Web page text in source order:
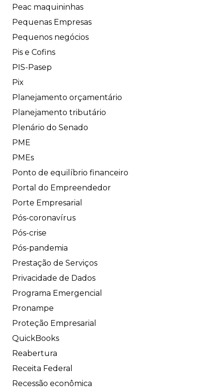
Peac maquininhas
Pequenas Empresas
Pequenos negócios
Pis e Cofins
PIS-Pasep
Pix
Planejamento orçamentário
Planejamento tributário
Plenário do Senado
PME
PMEs
Ponto de equilíbrio financeiro
Portal do Empreendedor
Porte Empresarial
Pós-coronavírus
Pós-crise
Pós-pandemia
Prestação de Serviços
Privacidade de Dados
Programa Emergencial
Pronampe
Proteção Empresarial
QuickBooks
Reabertura
Receita Federal
Recessão econômica